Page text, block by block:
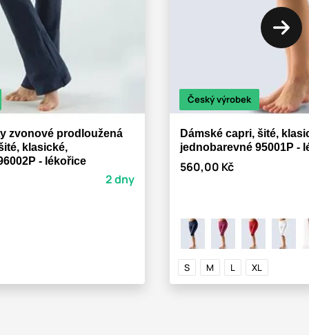
zvonové prodloužená
klasické,
- lékořice
2 dny
Český výrobek
Dámské capri, šité,
jednobarevné 95001P -
560,00 Kč
S M L XL